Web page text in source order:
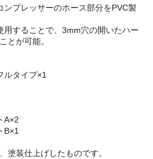
ンプレッサーのホース部分をPVC製
用することで、3mm穴の開いたハー
とが可能。
ルタイプ×1
A×2
B×1
塗装仕上げしたものです。